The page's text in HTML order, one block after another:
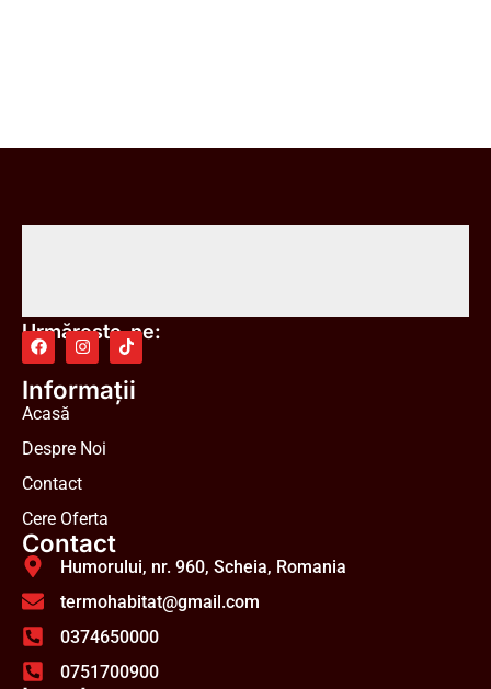
Urmărește-ne:
Informații
Acasă
Despre Noi
Contact
Cere Oferta
Contact
Humorului, nr. 960, Scheia, Romania
termohabitat@gmail.com
0374650000
0751700900